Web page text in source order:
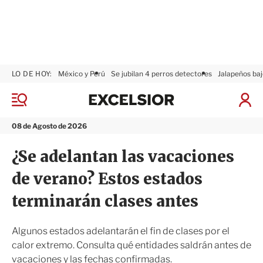
M
n
08 de Agosto de 2026
LO DE HOY: México y Perú Se jubilan 4 perros detectores Jalapeños
I
x
i
r
¿Se adelantan las vacaciones
de verano? Estos estados
terminarán clases antes
Algunos estados adelantarán el fin de clases por el
calor extremo. Consulta qué entidades saldrán antes de
vacaciones y las fechas confirmadas.